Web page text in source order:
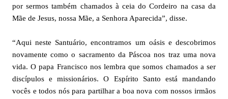
por sermos também chamados à ceia do Cordeiro na casa da
Mãe de Jesus, nossa Mãe, a Senhora Aparecida”, disse.
“Aqui neste Santuário, encontramos um oásis e descobrimos
novamente como o sacramento da Páscoa nos traz uma nova
vida. O papa Francisco nos lembra que somos chamados a ser
discípulos e missionários. O Espírito Santo está mandando
vocês e todos nós para partilhar a boa nova com nossos irmãos